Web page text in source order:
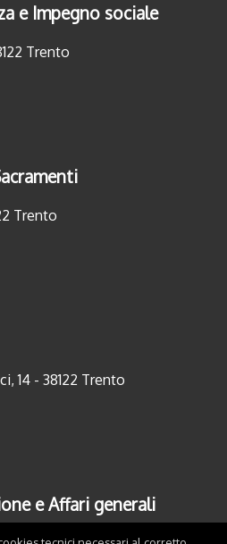
e Impegno sociale
Trento
Trento
14 - 38122 Trento
e Affari generali